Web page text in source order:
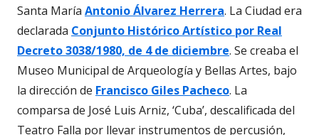
Santa María Antonio Álvarez Herrera. La Ciudad era
declarada Conjunto Histórico Artístico por Real
Decreto 3038/1980, de 4 de diciembre. Se creaba el
Museo Municipal de Arqueología y Bellas Artes, bajo
la dirección de Francisco Giles Pacheco. La
comparsa de José Luis Arniz, ‘Cuba’, descalificada del
Teatro Falla por llevar instrumentos de percusión,